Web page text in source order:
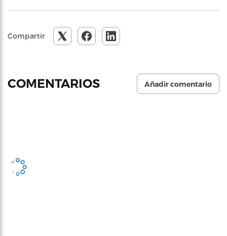
Compartir
COMENTARIOS Añadir comentario